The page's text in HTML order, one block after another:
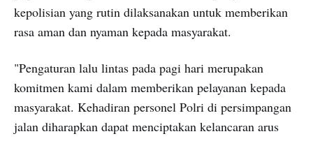
kepolisian yang rutin dilaksanakan untuk memberikan
rasa aman dan nyaman kepada masyarakat.
"Pengaturan lalu lintas pada pagi hari merupakan
komitmen kami dalam memberikan pelayanan kepada
masyarakat. Kehadiran personel Polri di persimpangan
jalan diharapkan dapat menciptakan kelancaran arus